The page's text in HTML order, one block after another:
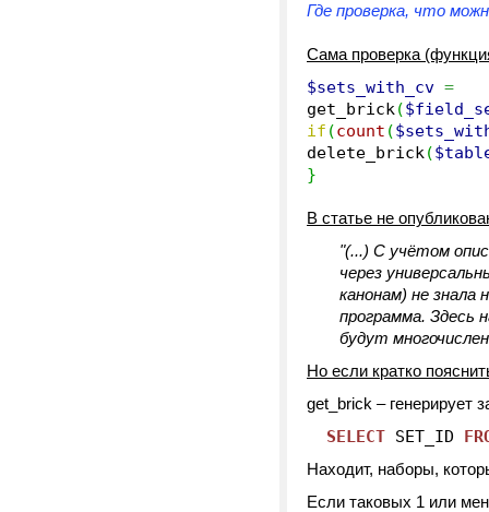
Где проверка, что
Сама проверка
$sets_with_cv =
get_brick(
if (count (
delete_brick(
}
В статье не
"(...) С учётом
через
канонам) не знала
программа. Здесь
будут
Но если кратко
get_brick – генерирует
SELECT SET_ID
Находит, наборы,
Если таковых 1 или